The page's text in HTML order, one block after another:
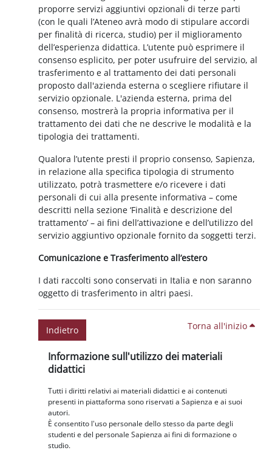
proporre servizi aggiuntivi opzionali di terze parti
(con le quali l’Ateneo avrà modo di stipulare accordi
per finalità di ricerca, studio) per il miglioramento
dell’esperienza didattica. L’utente può esprimere il
consenso esplicito, per poter usufruire del servizio, al
trasferimento e al trattamento dei dati personali
proposto dall'azienda esterna o scegliere rifiutare il
servizio opzionale. L'azienda esterna, prima del
consenso, mostrerà la propria informativa per il
trattamento dei dati che ne descrive le modalità e la
tipologia dei trattamenti.
Qualora l’utente presti il proprio consenso, Sapienza,
in relazione alla specifica tipologia di strumento
utilizzato, potrà trasmettere e/o ricevere i dati
personali di cui alla presente informativa – come
descritti nella sezione ‘Finalità e descrizione del
trattamento’ – ai fini dell’attivazione e dell’utilizzo del
servizio aggiuntivo opzionale fornito da soggetti terzi.
Comunicazione e Trasferimento all’estero
I dati raccolti sono conservati in Italia e non saranno
oggetto di trasferimento in altri paesi.
Indietro Torna all'inizio
Blocchi
Informazione sull'utilizzo dei materiali
didattici
Tutti i diritti relativi ai materiali didattici e ai contenuti
presenti in piattaforma sono riservati a Sapienza e ai suoi
autori.
È consentito l'uso personale dello stesso da parte degli
studenti e del personale Sapienza ai fini di formazione o
studio.